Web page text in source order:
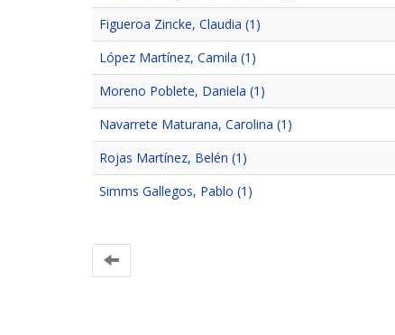
Figueroa Zincke, Claudia (1)
López Martínez, Camila (1)
Moreno Poblete, Daniela (1)
Navarrete Maturana, Carolina (1)
Rojas Martínez, Belén (1)
Simms Gallegos, Pablo (1)